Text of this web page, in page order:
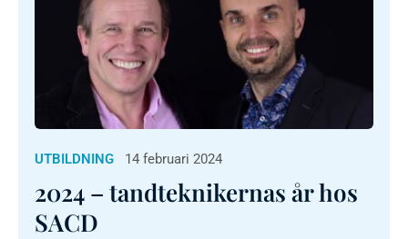
UTBILDNING 14 februari 2024
2024 – tandteknikernas år hos
SACD